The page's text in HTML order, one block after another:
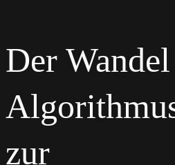
Der
zur